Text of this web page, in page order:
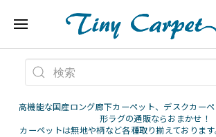
高機能な国産ロング廊下カーペット、デスクカー
形ラグの通販ならおまかせ！
カーペットは無地や柄など各種取り揃えておりま